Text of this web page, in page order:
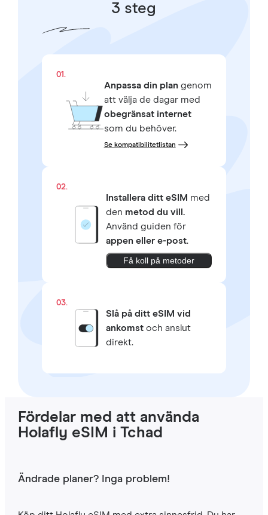
3 steg
01.
Anpassa din plangenom
att välja de dagar med
obegränsat internet
som du behöver.
Se kompatibilitetlistan
02.
Installera ditt eSIM med
den metod du vill.
Använd guiden för
appen eller e-post.
Få koll på metoder
03.
Slå på ditt eSIM vid
ankomstoch anslut
direkt.
Fördelar med att använda
Holafly eSIM i Tchad
Ändrade planer? Inga problem!